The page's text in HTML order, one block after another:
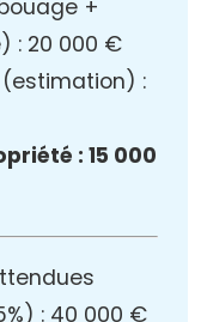
+
: 20 000 €
(estimation) :
: 15 000
: 40 000 €